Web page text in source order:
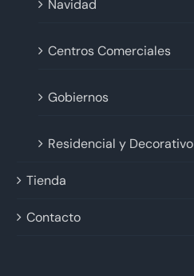
Navidad
Centros Comerciales
Gobiernos
Residencial y Decorativo
Tienda
Contacto